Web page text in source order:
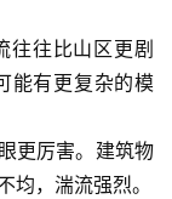
往往比山区更剧
能有更复杂的模
更厉害。建筑物
，湍流强烈。